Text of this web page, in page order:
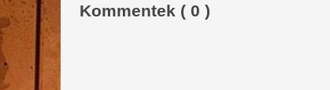
Kommentek ( 0 )